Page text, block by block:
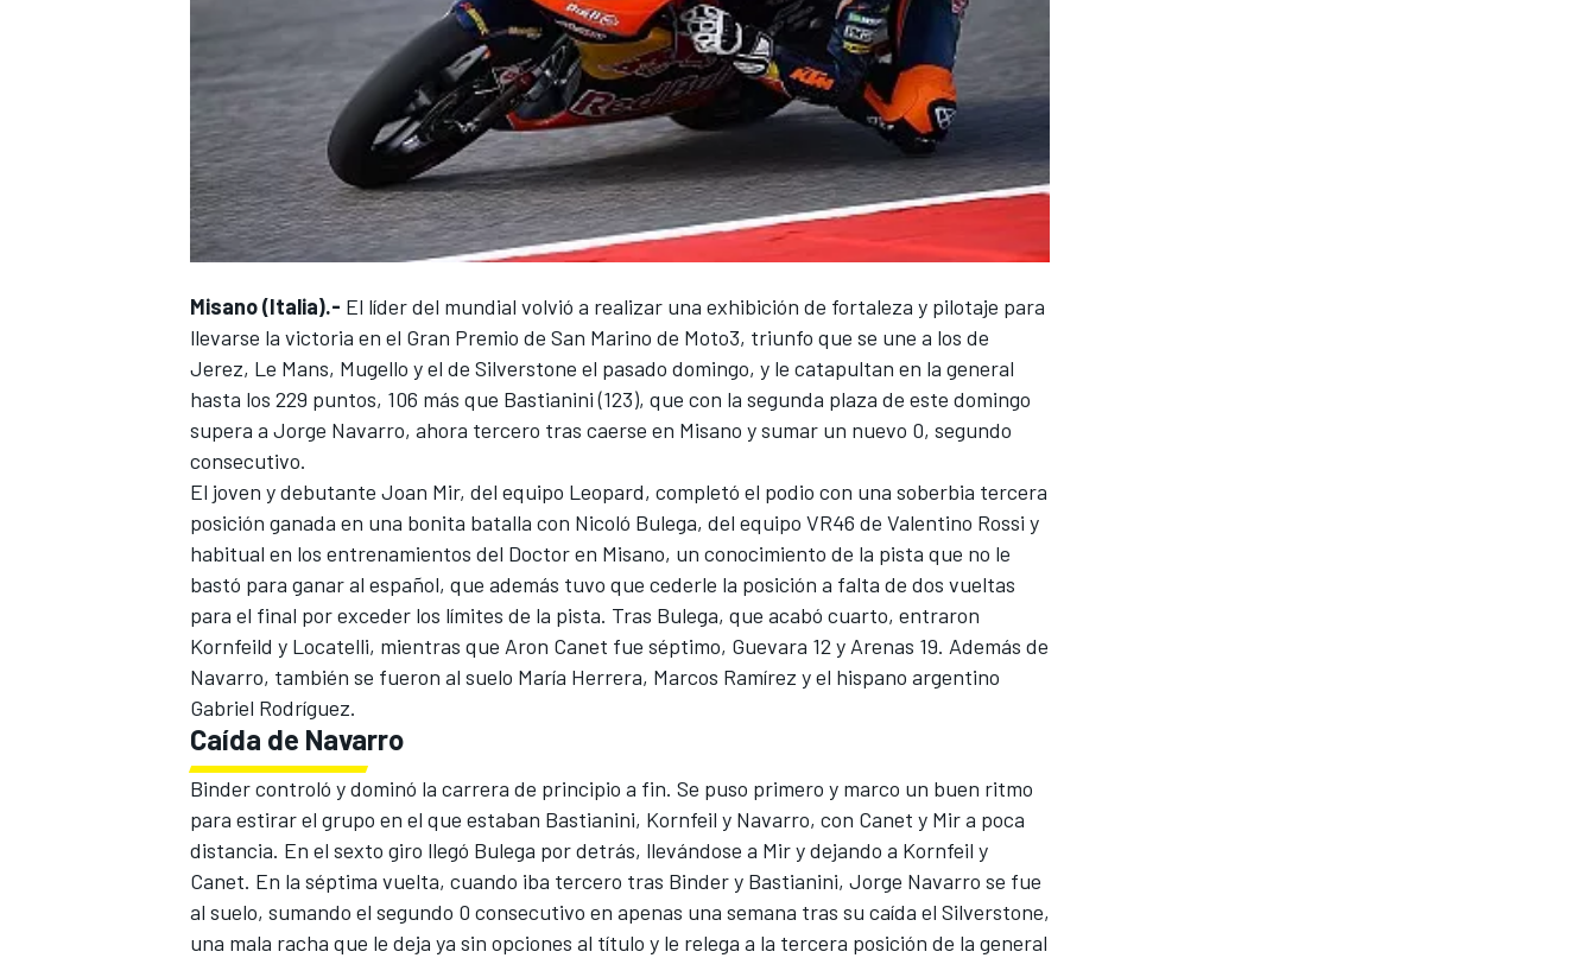
Misano (Italia).- El líder del mundial volvió a realizar una exhibición de fortaleza y pilotaje para
llevarse la victoria en el Gran Premio de San Marino de Moto3, triunfo que se une a los de
Jerez, Le Mans, Mugello y el de Silverstone el pasado domingo, y le catapultan en la general
hasta los 229 puntos, 106 más que Bastianini (123), que con la segunda plaza de este domingo
supera a Jorge Navarro, ahora tercero tras caerse en Misano y sumar un nuevo 0, segundo
consecutivo.
El joven y debutante Joan Mir, del equipo Leopard, completó el podio con una soberbia tercera
posición ganada en una bonita batalla con Nicoló Bulega, del equipo VR46 de Valentino Rossi y
habitual en los entrenamientos del Doctor en Misano, un conocimiento de la pista que no le
bastó para ganar al español, que además tuvo que cederle la posición a falta de dos vueltas
para el final por exceder los límites de la pista. Tras Bulega, que acabó cuarto, entraron
Kornfeild y Locatelli, mientras que Aron Canet fue séptimo, Guevara 12 y Arenas 19. Además de
Navarro, también se fueron al suelo María Herrera, Marcos Ramírez y el hispano argentino
Gabriel Rodríguez.
Caída de Navarro
Binder controló y dominó la carrera de principio a fin. Se puso primero y marco un buen ritmo
para estirar el grupo en el que estaban Bastianini, Kornfeil y Navarro, con Canet y Mir a poca
distancia. En el sexto giro llegó Bulega por detrás, llevándose a Mir y dejando a Kornfeil y
Canet. En la séptima vuelta, cuando iba tercero tras Binder y Bastianini, Jorge Navarro se fue
al suelo, sumando el segundo 0 consecutivo en apenas una semana tras su caída el Silverstone,
una mala racha que le deja ya sin opciones al título y le relega a la tercera posición de la general